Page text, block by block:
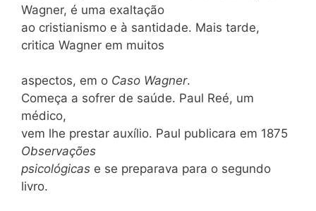
Wagner, é uma exaltação
ao cristianismo e à santidade. Mais tarde,
critica Wagner em muitos
aspectos, em o Caso Wagner.
Começa a sofrer de saúde. Paul Reé, um
médico,
vem lhe prestar auxílio. Paul publicara em 1875
Observações
psicológicas e se preparava para o segundo
livro.